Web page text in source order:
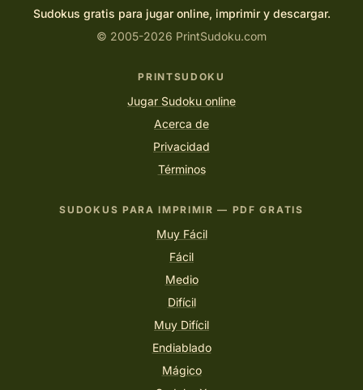
Sudokus gratis para jugar online, imprimir y descargar.
© 2005-2026 PrintSudoku.com
PRINTSUDOKU
Jugar Sudoku online
Acerca de
Privacidad
Términos
SUDOKUS PARA IMPRIMIR — PDF GRATIS
Muy Fácil
Fácil
Medio
Difícil
Muy Difícil
Endiablado
Mágico